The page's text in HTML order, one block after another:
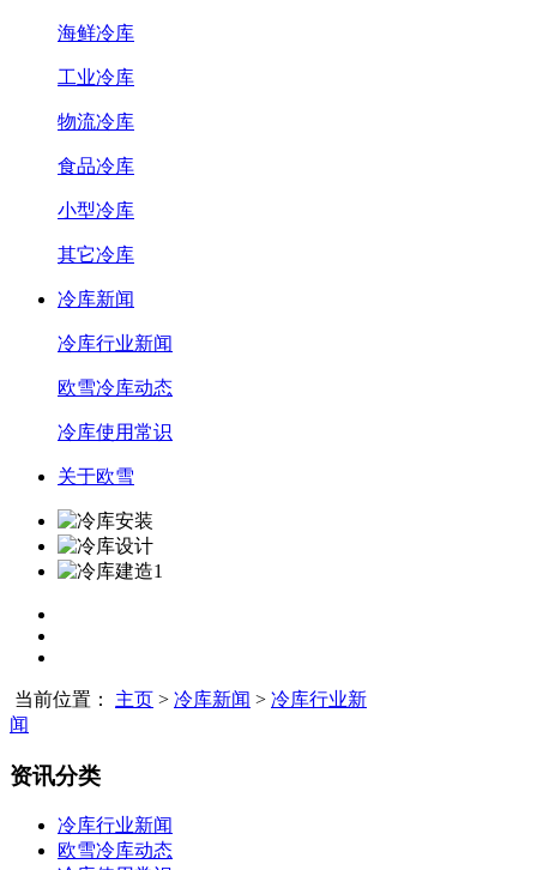
海鲜冷库
工业冷库
物流冷库
食品冷库
小型冷库
其它冷库
冷库新闻
冷库行业新闻
欧雪冷库动态
冷库使用常识
关于欧雪
当前位置： 主页 > 冷库新闻 > 冷库行业新
闻
资讯分类
冷库行业新闻
欧雪冷库动态